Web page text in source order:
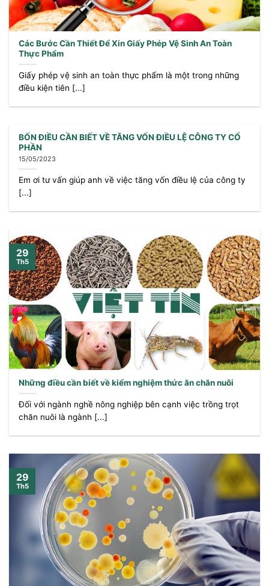
Các Bước Cần Thiết Để Xin Giấy Phép Vệ Sinh An Toàn
Thực Phẩm
Giấy phép vệ sinh an toàn thực phẩm là một trong những
điều kiện tiên [...]
BỐN ĐIỀU CẦN BIẾT VỀ TĂNG VỐN ĐIỀU LỆ CÔNG TY CỔ
PHẦN
15/05/2023
Em ơi tư vấn giúp anh về việc tăng vốn điều lệ của công ty
[...]
Những điều cần biết về kiểm nghiệm thức ăn chăn nuôi
Đối với ngành nghề nông nghiệp bên cạnh việc trồng trọt
chăn nuôi là ngành [...]
29
Th5
29
Th5